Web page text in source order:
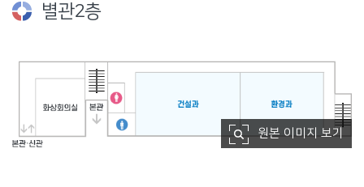
별관2층
원본 이미지 보기